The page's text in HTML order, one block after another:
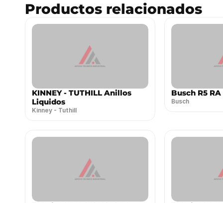
Productos relacionados
KINNEY - TUTHILL Anillos
Liquidos
Kinney - Tuthill
Busch R5
Busch